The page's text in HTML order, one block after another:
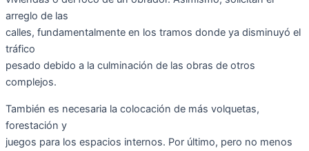
arreglo de las
calles, fundamentalmente en los tramos donde ya disminuyó el
tráfico
pesado debido a la culminación de las obras de otros
complejos.
También es necesaria la colocación de más volquetas,
forestación y
juegos para los espacios internos. Por último, pero no menos